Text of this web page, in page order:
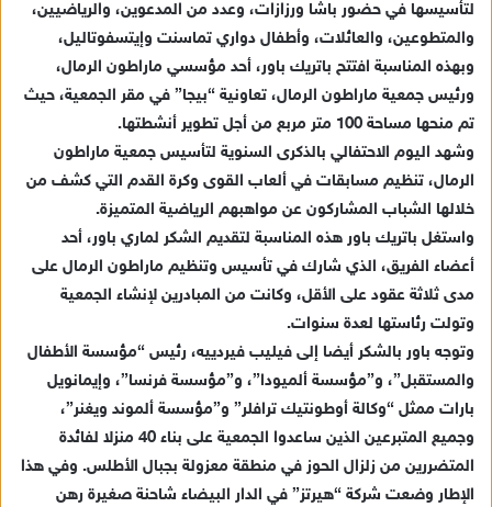
ي
د
إ
ل
ك
ت
ر
ن
لتأسيسها في حضور باشا ورزازات، وعدد من المدعوين، والرياضيين،
والمتطوعين، والعائلات، وأطفال دواري تماسنت وإيتسفوتاليل،
وبهذه المناسبة افتتح باتريك باور، أحد مؤسسي ماراطون الرمال،
ورئيس جمعية ماراطون الرمال، تعاونية “بيجا” في مقر الجمعية، حيث
تم منحها مساحة 100 متر مربع من أجل تطوير أنشطتها.
وشهد اليوم الاحتفالي بالذكرى السنوية لتأسيس جمعية ماراطون
الرمال، تنظيم مسابقات في ألعاب القوى وكرة القدم التي كشف من
خلالها الشباب المشاركون عن مواهبهم الرياضية المتميزة.
واستغل باتريك باور هذه المناسبة لتقديم الشكر لماري باور، أحد
أعضاء الفريق، الذي شارك في تأسيس وتنظيم ماراطون الرمال على
مدى ثلاثة عقود على الأقل، وكانت من المبادرين لإنشاء الجمعية
وتولت رئاستها لعدة سنوات.
وتوجه باور بالشكر أيضا إلى فيليب فيردييه، رئيس “مؤسسة الأطفال
والمستقبل”، و”مؤسسة ألميودا”، و”مؤسسة فرنسا”، وإيمانويل
بارات ممثل “وكالة أوطونتيك ترافلر” و”مؤسسة ألموند ويغنر”،
وجميع المتبرعين الذين ساعدوا الجمعية على بناء 40 منزلا لفائدة
المتضررين من زلزال الحوز في منطقة معزولة بجبال الأطلس. وفي هذا
الإطار وضعت شركة “هيرتز” في الدار البيضاء شاحنة صغيرة رهن